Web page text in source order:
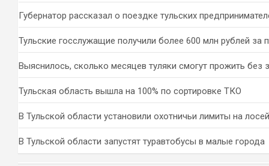
Губернатор рассказал о поездке тульских
Тульские госслужащие получили более 600 млн рублей за
Выяснилось, сколько месяцев туляки смогут прожить без
Тульская область вышла на 100% по сортировке ТКО
В Тульской области установили охотничьи лимиты на
В Тульской области запустят туравтобусы в малые города